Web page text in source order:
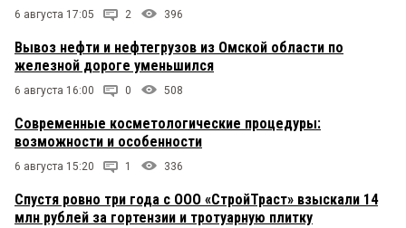
6 августа 17:05 2 396
Вывоз нефти и нефтегрузов из Омской области по
железной дороге уменьшился
6 августа 16:00 0 508
Современные косметологические процедуры:
возможности и особенности
6 августа 15:20 1 336
Спустя ровно три года с ООО «СтройТраст» взыскали 14
млн рублей за гортензии и тротуарную плитку